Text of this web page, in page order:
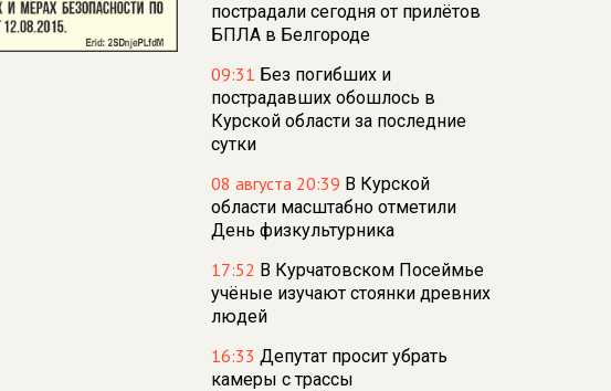
пострадали сегодня от прилётов
БПЛА в Белгороде
09:31 Без погибших и
пострадавших обошлось в
Курской области за последние
сутки
08 августа 20:39 В Курской
области масштабно отметили
День физкультурника
17:52 В Курчатовском Посеймье
учёные изучают стоянки древних
людей
16:33 Депутат просит убрать
камеры с трассы